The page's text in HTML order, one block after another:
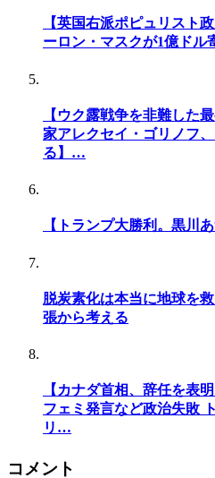
【英国右派ポピュリスト
ーロン・マスクが1億ドル
【ウク露戦争を非難した
家アレクセイ・ゴリノフ
る】…
【トランプ大勝利。黒川
脱炭素化は本当に地球を
張から考える
【カナダ首相、辞任を表
フェミ発言など政治失敗
リ…
コメント